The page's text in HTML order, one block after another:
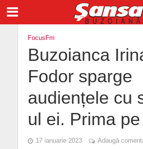
FocusFm
Buzoianca
Fodor sparge
audiențele cu
ul ei. Prima
17 ianuarie 2023 Adaugă